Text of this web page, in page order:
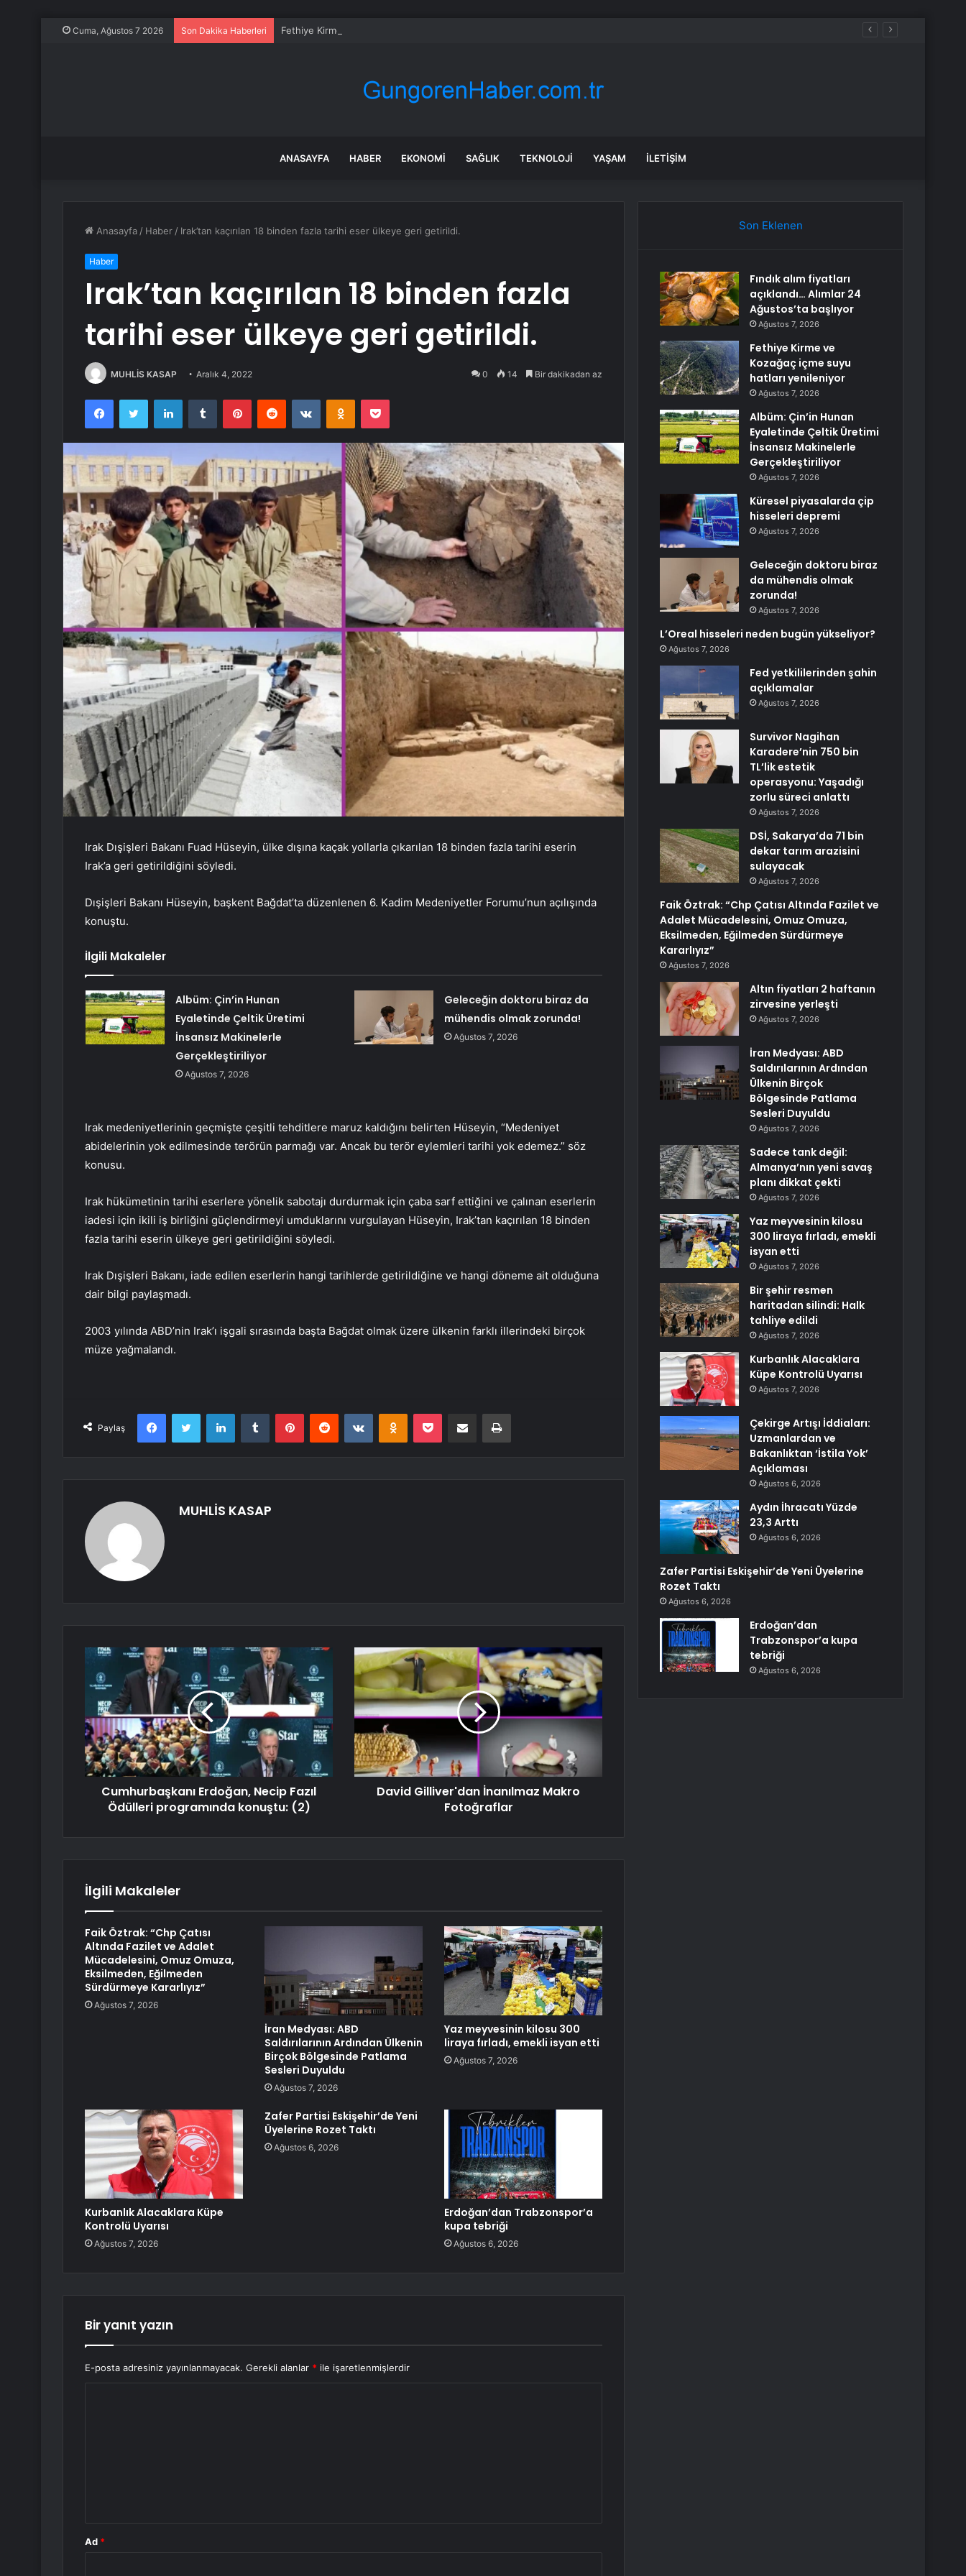
Cuma, Ağustos 7 2026 Son Dakika Haberleri Fethiye Kirme ve Kozağaç içme suyu hatları yenileniyor
ANASAYFA HABER EKONOMI SAĞLIK TEKNOLOJI YAŞAM İLETIŞIM
Anasayfa / Haber / Irak’tan kaçırılan 18 binden fazla tarihi eser ülkeye geri getirildi.
Haber
Irak’tan kaçırılan 18 binden fazla
tarihi eser ülkeye geri getirildi.
MUHLİS KASAP Aralık 4, 2022 0 14 Bir dakikadan az
FacebookTwitter LinkedInTumblr PinterestReddit VKontakteOdnoklassniki
Pocket
Irak Dışişleri Bakanı Fuad Hüseyin, ülke dışına kaçak yollarla çıkarılan 18 binden fazla tarihi eserin
Irak’a geri getirildiğini söyledi.
Dışişleri Bakanı Hüseyin, başkent Bağdat’ta düzenlenen 6. Kadim Medeniyetler Forumu’nun açılışında
konuştu.
İlgili Makaleler
Albüm: Çin’in Hunan
Eyaletinde Çeltik Üretimi
İnsansız Makinelerle
Gerçekleştiriliyor
Ağustos 7, 2026
Geleceğin doktoru biraz da
mühendis olmak zorunda!
Ağustos 7, 2026
Irak medeniyetlerinin geçmişte çeşitli tehditlere maruz kaldığını belirten Hüseyin, “Medeniyet
abidelerinin yok edilmesinde terörün parmağı var. Ancak bu terör eylemleri tarihi yok edemez.” söz
konusu.
Irak hükümetinin tarihi eserlere yönelik sabotajı durdurmak için çaba sarf ettiğini ve çalınan eserlerin
iadesi için ikili iş birliğini güçlendirmeyi umduklarını vurgulayan Hüseyin, Irak’tan kaçırılan 18 binden
fazla tarihi eserin ülkeye geri getirildiğini söyledi.
Irak Dışişleri Bakanı, iade edilen eserlerin hangi tarihlerde getirildiğine ve hangi döneme ait olduğuna
dair bilgi paylaşmadı.
2003 yılında ABD’nin Irak’ı işgali sırasında başta Bağdat olmak üzere ülkenin farklı illerindeki birçok
müze yağmalandı.
Paylaş
FacebookTwitter LinkedInTumblr PinterestReddit VKontakteOdnoklassniki
Pocket E-Posta ile paylaş Yazdır
MUHLİS KASAP
Cumhurbaşkanı Erdoğan, Necip Fazıl
Ödülleri programında konuştu: (2)
David Gilliver'dan İnanılmaz Makro
Fotoğraflar
İlgili Makaleler
Faik Öztrak: “Chp Çatısı
Altında Fazilet ve Adalet
Mücadelesini, Omuz Omuza,
Eksilmeden, Eğilmeden
Sürdürmeye Kararlıyız”
Ağustos 7, 2026
İran Medyası: ABD
Saldırılarının Ardından Ülkenin
Birçok Bölgesinde Patlama
Sesleri Duyuldu
Ağustos 7, 2026
Yaz meyvesinin kilosu 300
liraya fırladı, emekli isyan etti
Ağustos 7, 2026
Kurbanlık Alacaklara Küpe
Kontrolü Uyarısı
Ağustos 7, 2026
Zafer Partisi Eskişehir’de Yeni
Üyelerine Rozet Taktı
Ağustos 6, 2026
Erdoğan’dan Trabzonspor’a
kupa tebriği
Ağustos 6, 2026
Bir yanıt yazın
E-posta adresiniz yayınlanmayacak. Gerekli alanlar * ile işaretlenmişlerdir
Ad *
Son Eklenen
Fındık alım fiyatları
açıklandı… Alımlar 24
Ağustos’ta başlıyor
Ağustos 7, 2026
Fethiye Kirme ve
Kozağaç içme suyu
hatları yenileniyor
Ağustos 7, 2026
Albüm: Çin’in Hunan
Eyaletinde Çeltik Üretimi
İnsansız Makinelerle
Gerçekleştiriliyor
Ağustos 7, 2026
Küresel piyasalarda çip
hisseleri depremi
Ağustos 7, 2026
Geleceğin doktoru biraz
da mühendis olmak
zorunda!
Ağustos 7, 2026
L’Oreal hisseleri neden bugün yükseliyor?
Ağustos 7, 2026
Fed yetkililerinden şahin
açıklamalar
Ağustos 7, 2026
Survivor Nagihan
Karadere’nin 750 bin
TL’lik estetik
operasyonu: Yaşadığı
zorlu süreci anlattı
Ağustos 7, 2026
DSİ, Sakarya’da 71 bin
dekar tarım arazisini
sulayacak
Ağustos 7, 2026
Faik Öztrak: “Chp Çatısı Altında Fazilet ve
Adalet Mücadelesini, Omuz Omuza,
Eksilmeden, Eğilmeden Sürdürmeye
Kararlıyız”
Ağustos 7, 2026
Altın fiyatları 2 haftanın
zirvesine yerleşti
Ağustos 7, 2026
İran Medyası: ABD
Saldırılarının Ardından
Ülkenin Birçok
Bölgesinde Patlama
Sesleri Duyuldu
Ağustos 7, 2026
Sadece tank değil:
Almanya’nın yeni savaş
planı dikkat çekti
Ağustos 7, 2026
Yaz meyvesinin kilosu
300 liraya fırladı, emekli
isyan etti
Ağustos 7, 2026
Bir şehir resmen
haritadan silindi: Halk
tahliye edildi
Ağustos 7, 2026
Kurbanlık Alacaklara
Küpe Kontrolü Uyarısı
Ağustos 7, 2026
Çekirge Artışı İddiaları:
Uzmanlardan ve
Bakanlıktan ‘İstila Yok’
Açıklaması
Ağustos 6, 2026
Aydın İhracatı Yüzde
23,3 Arttı
Ağustos 6, 2026
Zafer Partisi Eskişehir’de Yeni Üyelerine
Rozet Taktı
Ağustos 6, 2026
Erdoğan’dan
Trabzonspor’a kupa
tebriği
Ağustos 6, 2026